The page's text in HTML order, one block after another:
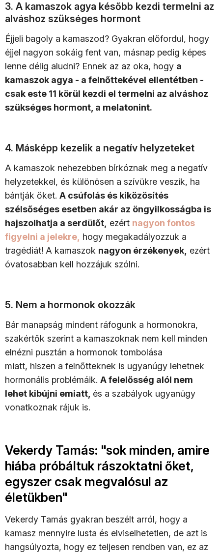
3. A kamaszok agya később kezdi termelni az
alváshoz szükséges hormont
Éjjeli bagoly a kamaszod? Gyakran előfordul, hogy
éjjel nagyon sokáig fent van, másnap pedig képes
lenne délig aludni? Ennek az az oka, hogy a
kamaszok agya - a felnőttekével ellentétben -
csak este 11 körül kezdi el termelni az alváshoz
szükséges hormont, a melatonint.
4. Másképp kezelik a negatív helyzeteket
A kamaszok nehezebben bírkóznak meg a negatív
helyzetekkel, és különösen a szívükre veszik, ha
bántják őket. A csúfolás és kiközösítés
szélsőséges esetben akár az öngyilkosságba is
hajszolhatja a serdülőt, ezért nagyon fontos
figyelni a jelekre, hogy megakadályozzuk a
tragédiát! A kamaszok nagyon érzékenyek, ezért
óvatosabban kell hozzájuk szólni.
5. Nem a hormonok okozzák
Bár manapság mindent ráfogunk a hormonokra,
szakértők szerint a kamaszoknak nem kell minden
elnézni pusztán a hormonok tombolása
miatt, hiszen a felnőtteknek is ugyanúgy lehetnek
hormonális problémáik. A felelősség alól nem
lehet kibújni emiatt, és a szabályok ugyanúgy
vonatkoznak rájuk is.
Vekerdy Tamás: "sok minden, amire
hiába próbáltuk rászoktatni őket,
egyszer csak megvalósul az
életükben"
Vekerdy Tamás gyakran beszélt arról, hogy a
kamasz mennyire lusta és elviselhetetlen, de azt is
hangsúlyozta, hogy ez teljesen rendben van, ez az